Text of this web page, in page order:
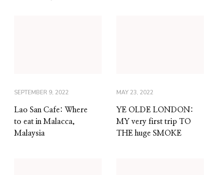
SEPTEMBER 9, 2022
Lao San Cafe: Where
to eat in Malacca,
Malaysia
MAY 23, 2022
YE OLDE LONDON:
MY very first trip TO
THE huge SMOKE